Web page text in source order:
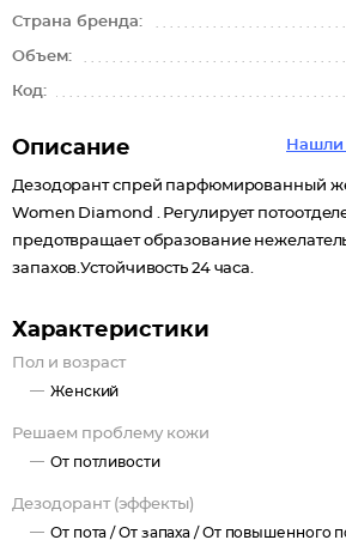
Страна бренда:
Объем:
Код:
Нашли
Описание
Дезодорант спрей парфюмированный
Women Diamond . Регулирует
предотвращает образование
запахов.Устойчивость 24 часа.
Характеристики
Пол и возраст
Женский
Решаем проблему кожи
От потливости
Дезодорант (эффекты)
От пота /От запаха /От повышенного